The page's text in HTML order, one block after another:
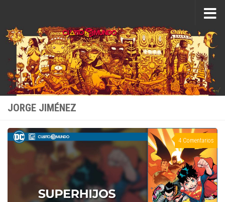
JORGE JIMÉNEZ
4 Comentarios